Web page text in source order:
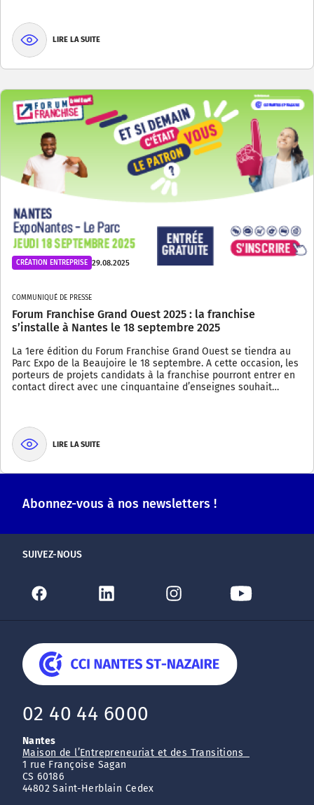
LIRE LA SUITE
CRÉATION ENTREPRISE 29.08.2025
COMMUNIQUÉ DE PRESSE
Forum Franchise Grand Ouest 2025 : la franchise
s’installe à Nantes le 18 septembre 2025
La 1ere édition du Forum Franchise Grand Ouest se tiendra au
Parc Expo de la Beaujoire le 18 septembre. A cette occasion, les
porteurs de projets candidats à la franchise pourront entrer en
contact direct avec une cinquantaine d’enseignes souhait…
LIRE LA SUITE
Abonnez-vous à nos newsletters !
SUIVEZ-NOUS
02 40 44 6000
Nantes
Maison de l’Entrepreneuriat et des Transitions
1 rue Françoise Sagan
CS 60186
44802 Saint-Herblain Cedex